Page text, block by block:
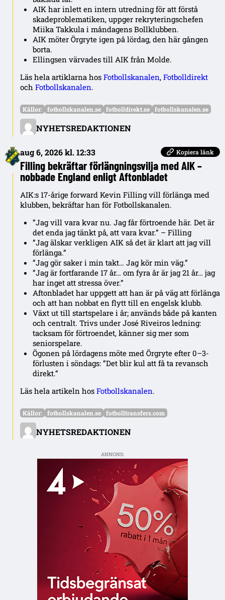
AIK har inlett en intern utredning för att förstå
skadeproblematiken, uppger rekryteringschefen
Miika Takkula i måndagens Bollklubben.
AIK möter Örgryte igen på lördag, den här gången
borta.
Ellingsen värvades till AIK från Molde.
Läs hela artiklarna hos Fotbollskanalen, Fotbolldirekt
och Fotbollskanalen.
NYHETSREDAKTIONEN
Källor: fotbollskanalen.se fotbolldirekt.se fotbollskanalen.se
aug 6, 2026 kl. 12:33 Kopiera länk
Filling bekräftar förlängningsvilja med AIK –
nobbade England enligt Aftonbladet
AIK:s 17-årige forward Kevin Filling vill förlänga med
klubben, bekräftar han för Fotbollskanalen.
”Jag vill vara kvar nu. Jag får förtroende här. Det är
det enda jag tänkt på, att vara kvar.” – Filling
”Jag älskar verkligen AIK så det är klart att jag vill
förlänga.”
”Jag gör saker i min takt… Jag kör min väg.”
”Jag är fortfarande 17 år… om fyra år är jag 21 år… jag
har inget att stressa över.”
Aftonbladet har uppgett att han är på väg att förlänga
och att han nobbat en flytt till en engelsk klubb.
Växt ut till startspelare i år; används både på kanten
och centralt. Trivs under José Riveiros ledning:
tacksam för förtroendet, känner sig mer som
seniorspelare.
Ögonen på lördagens möte med Örgryte efter 0–3-
förlusten i söndags: ”Det blir kul att få ta revansch
direkt.”
Läs hela artikeln hos Fotbollskanalen.
NYHETSREDAKTIONEN
Källor: fotbollskanalen.se fotbolltransfers.com
ANNONS: